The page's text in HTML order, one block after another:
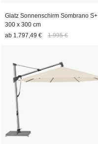
Glatz Sonnenschirm Sombrano S+
300 x 300 cm
ab 1.797,49 € 1.995 €